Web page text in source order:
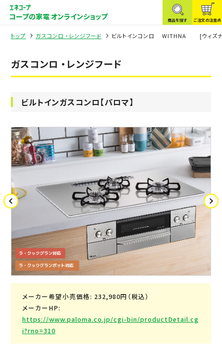
コープの家電 オンラインショップ 商品を探す ご注文の注意点
トップ ガスコンロ ・レンジフード ビルトインコンロ WITHNA [ウィズ
ガスコンロ ・レンジフード
ビルトインガスコンロ【パロマ】
メーカー希望小売価格: 232,980円（税込）
メーカーHP:
https://www.paloma.co.jp/cgi-bin/productDetail.cg
i?rno=310